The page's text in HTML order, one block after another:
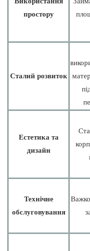
простору
Сталий розвиток
Естетика та
дизайн
Технічне
обслуговування